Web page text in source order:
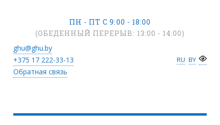
ПН - ПТ С 9:00 - 18:00
(ОБЕДЕННЫЙ ПЕРЕРЫВ: 13:00 - 14:00)
ghu@ghu.by
+375 17222-33-13
Обратная связь
RU BY